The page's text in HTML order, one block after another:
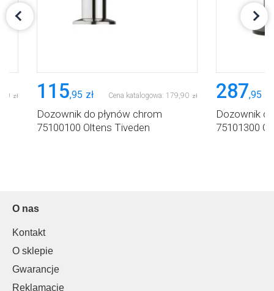
90 zł 115,95 zł Cena katalogowa: 179,90 zł
Dozownik do płynów chrom
75100100 Oltens Tiveden
287,95
Dozownik
75101300
O nas
Kontakt
O sklepie
Gwarancje
Reklamacje